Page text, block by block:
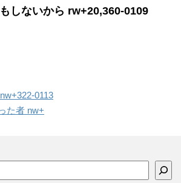
しないから rw+20,360-0109
0113
た者 nw+